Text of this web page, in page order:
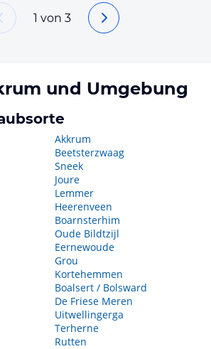
1 von 3
und Umgebung
Akkrum
Beetsterzwaag
Sneek
Joure
Lemmer
Heerenveen
Boarnsterhim
Oude Bildtzijl
Eernewoude
Grou
Kortehemmen
Boalsert / Bolsward
De Friese Meren
Uitwellingerga
Terherne
Rutten